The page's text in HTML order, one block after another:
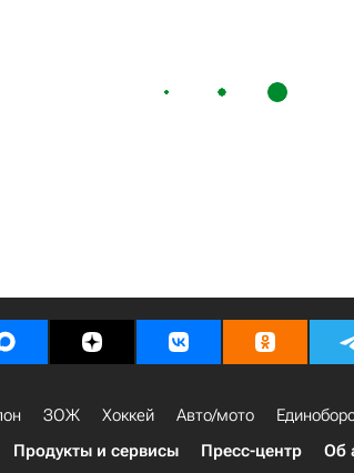
ЗОЖ Хоккей Авто/мото
Продукты и сервисы Пресс-центр Об